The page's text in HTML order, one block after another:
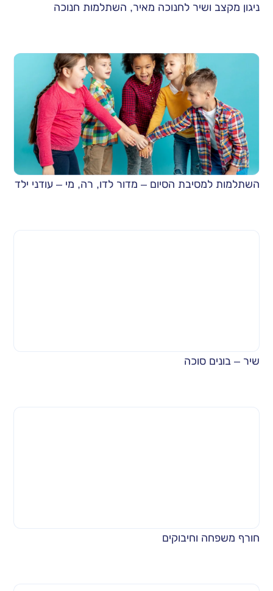
ניגון מקצב ושיר לחנוכה מאיר, השתלמות חנוכה
השתלמות למסיבת הסיום – מדור לדו, רה, מי – עודני ילד
שיר – בונים סוכה
חורף משפחה וחיבוקים